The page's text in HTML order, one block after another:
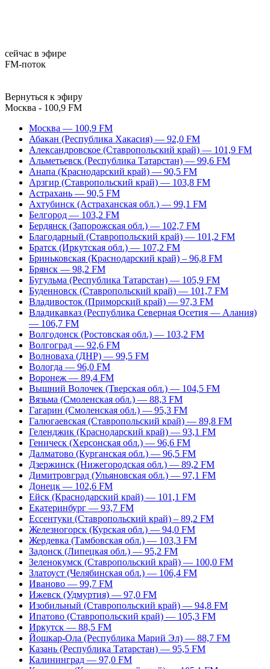
сейчас в эфире
FM-поток
Вернуться к эфиру
Москва - 100,9 FM
Москва — 100,9 FM
Абакан (Республика Хакасия) — 92,0 FM
Александровское (Ставропольский край) — 101,9 FM
Альметьевск (Республика Татарстан) — 99,6 FM
Анапа (Краснодарский край) — 90,5 FM
Арзгир (Ставропольский край) — 103,8 FM
Астрахань — 90,5 FM
Ахтубинск (Астраханская обл.) — 99,1 FM
Белгород — 103,2 FM
Бердянск (Запорожская обл.) — 102,7 FM
Благодарный (Ставропольский край) — 101,2 FM
Братск (Иркутская обл.) — 107,2 FM
Бриньковская (Краснодарский край) – 96,8 FM
Брянск — 98,2 FM
Бугульма (Республика Татарстан) — 105,9 FM
Буденновск (Ставропольский край) — 101,7 FM
Владивосток (Приморский край) — 97,3 FM
Владикавказ (Республика Северная Осетия — Алания)
— 106,7 FM
Волгодонск (Ростовская обл.) — 103,2 FM
Волгоград — 92,6 FM
Волноваха (ДНР) — 99,5 FM
Вологда — 96,0 FM
Воронеж — 89,4 FM
Вышний Волочек (Тверская обл.) — 104,5 FM
Вязьма (Смоленская обл.) — 88,3 FM
Гагарин (Смоленская обл.) — 95,3 FM
Галюгаевская (Ставропольский край) — 89,8 FM
Геленджик (Краснодарский край) — 93,1 FM
Геническ (Херсонская обл.) — 96,6 FM
Далматово (Курганская обл.) — 96,5 FM
Дзержинск (Нижегородская обл.) — 89,2 FM
Димитровград (Ульяновская обл.) — 97,1 FM
Донецк — 102,6 FM
Ейск (Краснодарский край) — 101,1 FM
Екатеринбург — 93,7 FM
Ессентуки (Ставропольский край) – 89,2 FM
Железногорск (Курская обл.) — 94,0 FM
Жердевка (Тамбовская обл.) — 103,3 FM
Задонск (Липецкая обл.) — 95,2 FM
Зеленокумск (Ставропольский край) — 100,0 FM
Златоуст (Челябинская обл.) — 106,4 FM
Иваново — 99,7 FM
Ижевск (Удмуртия) — 97,0 FM
Изобильный (Ставропольский край) — 94,8 FM
Ипатово (Ставропольский край) — 105,3 FM
Иркутск — 88,5 FM
Йошкар-Ола (Республика Марий Эл) — 88,7 FM
Казань (Республика Татарстан) — 95,5 FM
Калининград — 97,0 FM